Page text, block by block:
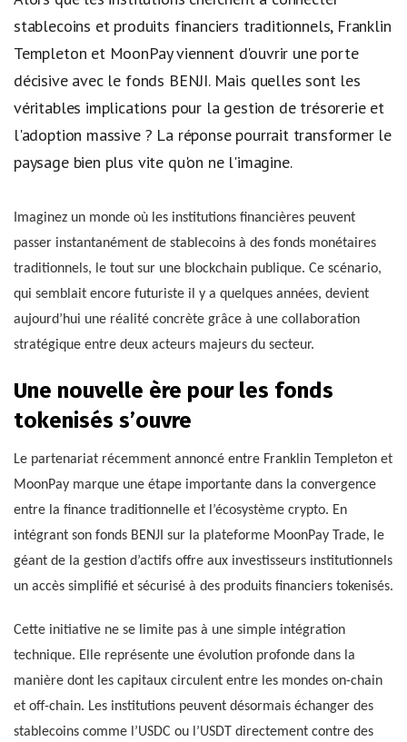
stablecoins et produits financiers traditionnels, Franklin
Templeton et MoonPay viennent d'ouvrir une porte
décisive avec le fonds BENJI. Mais quelles sont les
véritables implications pour la gestion de trésorerie et
l'adoption massive ? La réponse pourrait transformer le
paysage bien plus vite qu'on ne l'imagine.
Imaginez un monde où les institutions financières peuvent
passer instantanément de stablecoins à des fonds monétaires
traditionnels, le tout sur une blockchain publique. Ce scénario,
qui semblait encore futuriste il y a quelques années, devient
aujourd’hui une réalité concrète grâce à une collaboration
stratégique entre deux acteurs majeurs du secteur.
Une nouvelle ère pour les fonds
tokenisés s’ouvre
Le partenariat récemment annoncé entre Franklin Templeton et
MoonPay marque une étape importante dans la convergence
entre la finance traditionnelle et l’écosystème crypto. En
intégrant son fonds BENJI sur la plateforme MoonPay Trade, le
géant de la gestion d’actifs offre aux investisseurs institutionnels
un accès simplifié et sécurisé à des produits financiers tokenisés.
Cette initiative ne se limite pas à une simple intégration
technique. Elle représente une évolution profonde dans la
manière dont les capitaux circulent entre les mondes on-chain
et off-chain. Les institutions peuvent désormais échanger des
stablecoins comme l’USDC ou l’USDT directement contre des